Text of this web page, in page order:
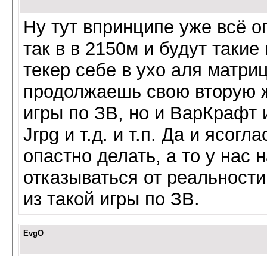
Ну тут впринципе уже всё
так в в 2150м и будут
текер себе в ухо аля
продолжаешь свою вторую
игры по ЗВ, но и ВарКрафт
Jrpg и т.д. и т.п. Да и
опастно делать, а то у нас
отказываться от
из такой игры по ЗВ.
EvgO